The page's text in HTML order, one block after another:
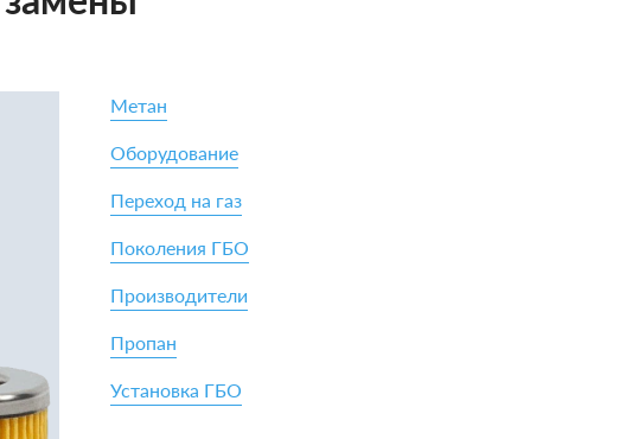
Метан
Оборудование
Переход на газ
Поколения ГБО
Производители
Пропан
Установка ГБО